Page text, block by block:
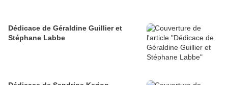
Dédicace de Géraldine Guillier et
Stéphane Labbe